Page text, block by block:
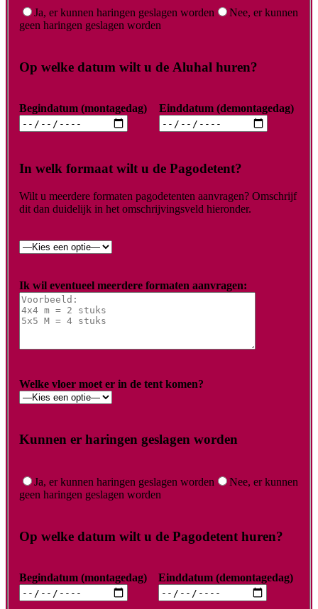
Ja, er kunnen haringen geslagen worden
Nee, er kunnen
geen haringen geslagen worden
Op welke datum wilt u de Aluhal huren?
Begindatum (montagedag) Einddatum (demontagedag)
In welk formaat wilt u de Pagodetent?
Wilt u meerdere formaten pagodetenten aanvragen? Omschrijf
dit dan duidelijk in het omschrijvingsveld hieronder.
Ik wil eventueel meerdere formaten aanvragen:
Welke vloer moet er in de tent komen?
Kunnen er haringen geslagen worden
Ja, er kunnen haringen geslagen worden
Nee, er kunnen
geen haringen geslagen worden
Op welke datum wilt u de Pagodetent huren?
Begindatum (montagedag) Einddatum (demontagedag)